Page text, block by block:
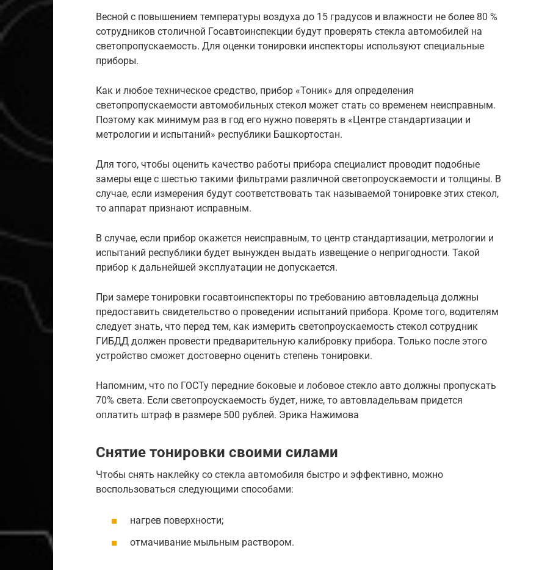
Весной с повышением температуры воздуха до 15 градусов и влажности не более 80 %
сотрудников столичной Госавтоинспекции будут проверять стекла автомобилей на
светопропускаемость. Для оценки тонировки инспекторы используют специальные
приборы.
Как и любое техническое средство, прибор «Тоник» для определения
светопропускаемости автомобильных стекол может стать со временем неисправным.
Поэтому как минимум раз в год его нужно поверять в «Центре стандартизации и
метрологии и испытаний» республики Башкортостан.
Для того, чтобы оценить качество работы прибора специалист проводит подобные
замеры еще с шестью такими фильтрами различной светопроускаемости и толщины. В
случае, если измерения будут соответствовать так называемой тонировке этих стекол,
то аппарат признают исправным.
В случае, если прибор окажется неисправным, то центр стандартизации, метрологии и
испытаний республики будет вынужден выдать извещение о непригодности. Такой
прибор к дальнейшей эксплуатации не допускается.
При замере тонировки госавтоинспекторы по требованию автовладельца должны
предоставить свидетельство о проведении испытаний прибора. Кроме того, водителям
следует знать, что перед тем, как измерить светопроускаемость стекол сотрудник
ГИБДД должен провести предварительную калибровку прибора. Только после этого
устройство сможет достоверно оценить степень тонировки.
Напомним, что по ГОСТу передние боковые и лобовое стекло авто должны пропускать
70% света. Если светопроускаемость будет, ниже, то автовладельвам придется
оплатить штраф в размере 500 рублей. Эрика Нажимова
Снятие тонировки своими силами
Чтобы снять наклейку со стекла автомобиля быстро и эффективно, можно
воспользоваться следующими способами:
нагрев поверхности;
отмачивание мыльным раствором.